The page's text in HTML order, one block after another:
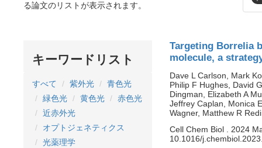
る論文のリストが表示されます。
キーワードリスト
すべて 紫外光
青色光
緑色光
黄色光
赤色光
近赤外光
オプトジェネティクス
光薬理学
Targeting Borrelia
molecule, a
Dave L Carlson, Mark
Philip F Hughes, David
Dingman, Elizabeth A
Jeffrey Caplan, Monica
Wagner, Matthew R
Cell Chem Biol . 2024
10.1016/